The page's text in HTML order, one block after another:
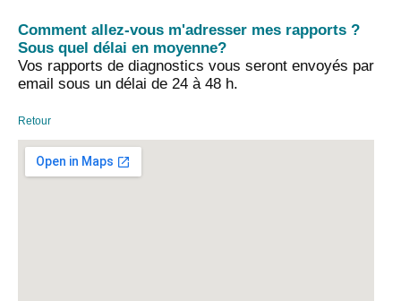
Comment allez-vous m'adresser mes rapports ?
Sous quel délai en moyenne?
Vos rapports de diagnostics vous seront envoyés par
email sous un délai de 24 à 48 h.
Retour